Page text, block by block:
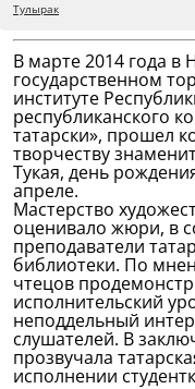
Тулырак
В марте 2014 года
государственном
институте
республиканского
татарски», прошел
творчеству
Тукая, день
апреле.
Мастерство
оценивало жюри, в
преподаватели
библиотеки. По
чтецов
исполнительский
неподдельный
слушателей. В
прозвучала
исполнении